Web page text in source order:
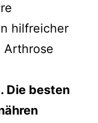
hilf­rei­cher
Arthrose
Die bes­ten